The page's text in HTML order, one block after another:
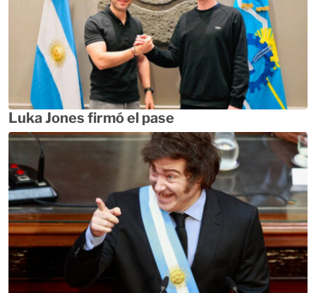
Luka Jones firmó el pase